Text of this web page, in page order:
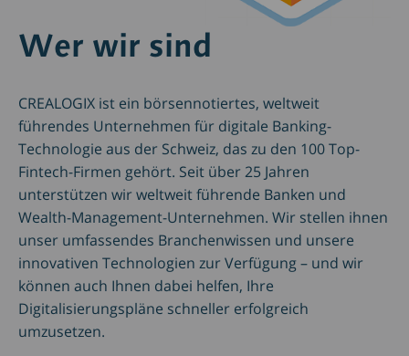
Wer wir sind
CREALOGIX ist ein börsennotiertes, weltweit
führendes Unternehmen für digitale Banking-
Technologie aus der Schweiz, das zu den 100 Top-
Fintech-Firmen gehört. Seit über 25 Jahren
unterstützen wir weltweit führende Banken und
Wealth-Management-Unternehmen. Wir stellen ihnen
unser umfassendes Branchenwissen und unsere
innovativen Technologien zur Verfügung – und wir
können auch Ihnen dabei helfen, Ihre
Digitalisierungspläne schneller erfolgreich
umzusetzen.